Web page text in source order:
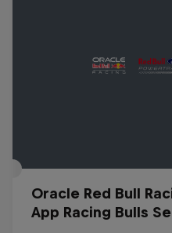
Oracle Red Bull
App Racing Bulls